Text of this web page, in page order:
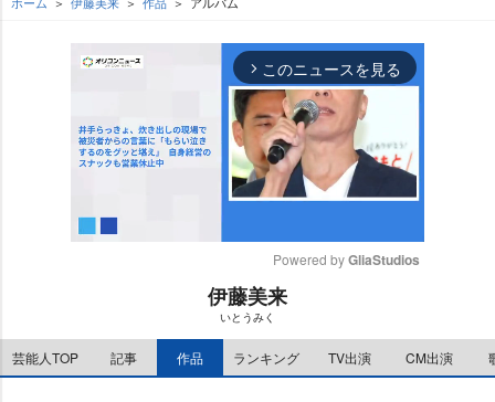
arrow_forward_ios このニュースを見る
e
Powered by GliaStudios
伊藤美来
いとうみく
芸能人TOP 記事 作品 ランキング TV出演 CM出演